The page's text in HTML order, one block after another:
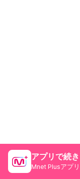
アプリで続
Mnet Plusアプ